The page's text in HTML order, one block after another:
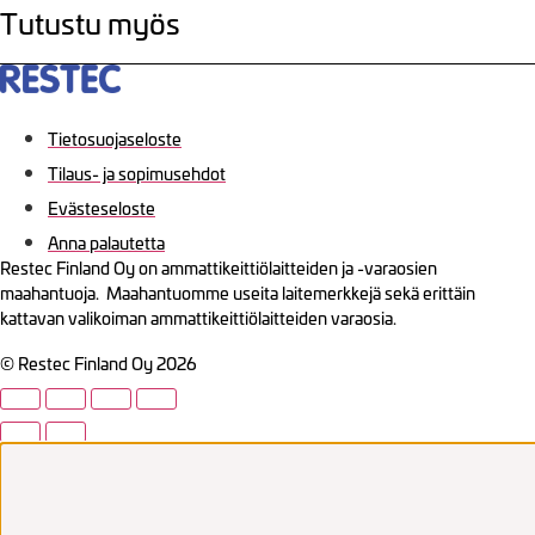
Tutustu myös
Tietosuojaseloste
Tilaus- ja sopimusehdot
Evästeseloste
Anna palautetta
Restec Finland Oy on ammattikeittiölaitteiden ja -varaosien
maahantuoja. Maahantuomme useita laitemerkkejä sekä erittäin
kattavan valikoiman ammattikeittiölaitteiden varaosia.
© Restec Finland Oy 2026